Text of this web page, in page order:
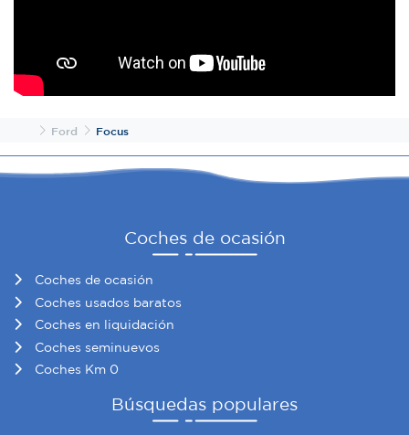
InicioFord Focus
Coches de ocasión
Coches de ocasión
Coches usados baratos
Coches en liquidación
Coches seminuevos
Coches Km 0
Búsquedas populares